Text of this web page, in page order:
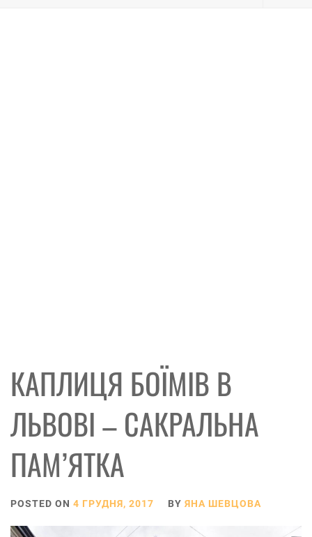
КАПЛИЦЯ БОЇМІВ В
ЛЬВОВІ – САКРАЛЬНА
ПАМ’ЯТКА
POSTED ON 4 ГРУДНЯ, 2017 BY ЯНА ШЕВЦОВА